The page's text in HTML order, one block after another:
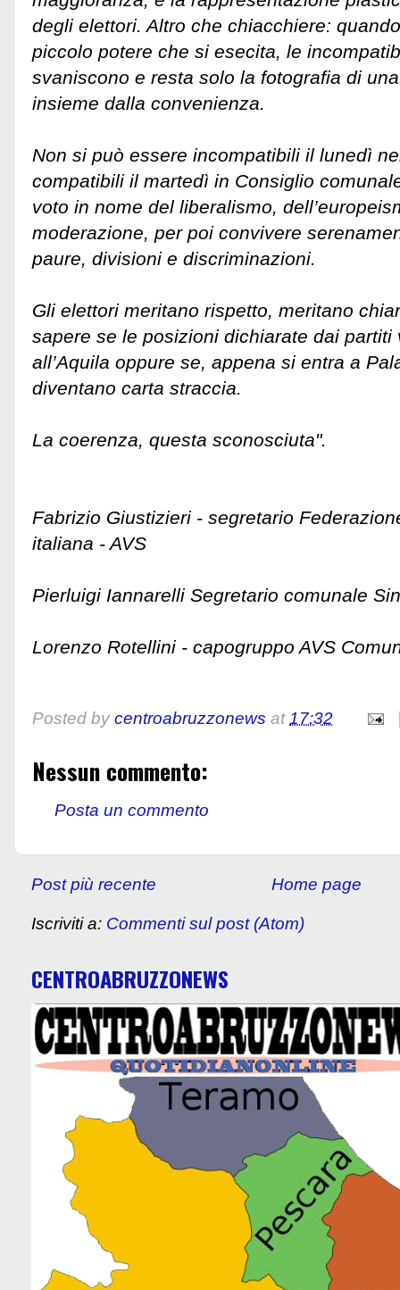
degli elettori. Altro che chiacchiere:
piccolo potere che si esecita, le
svaniscono e resta solo la fotografia di
insieme dalla convenienza.
Non si può essere incompatibili il lunedì
compatibili il martedì in Consiglio
voto in nome del liberalismo,
moderazione, per poi convivere
paure, divisioni e discriminazioni.
Gli elettori meritano rispetto, meritano
sapere se le posizioni dichiarate dai partiti
all’Aquila oppure se, appena si entra a
diventano carta straccia.
La coerenza, questa sconosciuta".
Fabrizio Giustizieri - segretario
italiana - AVS
Pierluigi Iannarelli Segretario comunale
Lorenzo Rotellini - capogruppo AVS
Posted by centroabruzzonews at17:32
Nessun commento:
Posta un commento
Post più recente Home page
Iscriviti a: Commenti sul post (Atom)
CENTROABRUZZONEWS